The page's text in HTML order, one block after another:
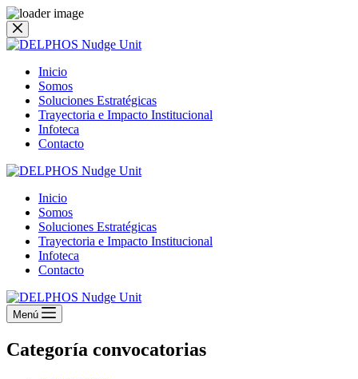
Saltar
al
Inicio
Somos
Soluciones Estratégicas
Trayectoria e Impacto Institucional
Infoteca
Contacto
Inicio
Somos
Soluciones Estratégicas
Trayectoria e Impacto Institucional
Infoteca
Contacto
Menú
Categoría convocatorias